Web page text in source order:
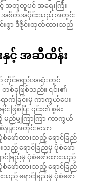
င့် အတူတူပင် အရေးကြီး
အစိတ်အပိုင်းသည် အတွင်း
င်းစွာ ဒီဇိုင်းထုတ်ထားသည်
းနှင့် အဆီထိန်း
တိုင်ရော့ဒ်အဆုံးတွင်
တစ်ခုဖြစ်သည်။ ၎င်း၏
ာက်ခြင်းမှ ကာကွယ်ပေး
ဖြစ်ပြီး ၎င်း၏ စွမ်း
ည်မျှကြာကြာ ကာကွယ်
န်းအတိုင်းသော
စံဖော်ထားသည့် ရောင်ခြည်
သည့် ရောင်ခြည်မှ ပုံစံဖော်
င်ခြည်မှ ပုံစံဖော်ထားသည့်
စံဖော်ထားသည့် ရောင်ခြည်
သည့် ရောင်ခြည်မှ ပုံစံဖော်